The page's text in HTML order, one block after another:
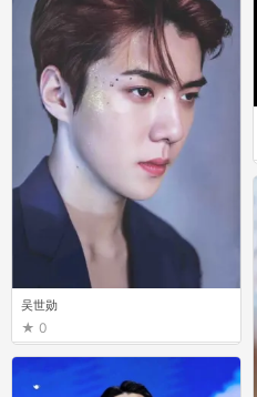
吴世勋
0